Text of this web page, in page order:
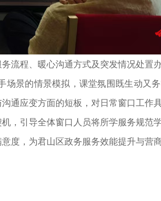
程、暖心沟通方式及突发情况处置
景的情景模拟，课堂氛围既生动又
通应变方面的短板，对日常窗口工作
引导全体窗口人员将所学服务规范
度，为君山区政务服务效能提升与营